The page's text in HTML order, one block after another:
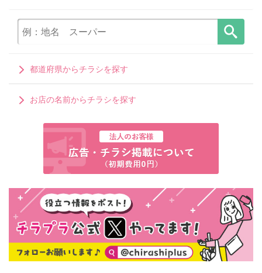
都道府県からチラシを探す
お店の名前からチラシを探す